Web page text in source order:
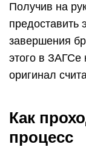
Получив на
предоставить
завершения
этого в ЗАГСе
оригинал
Как
процесс